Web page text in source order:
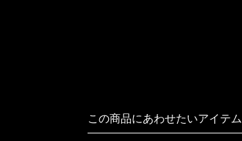
この商品にあわせたいアイテム